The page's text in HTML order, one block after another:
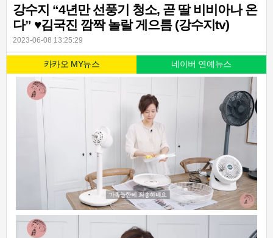
강수지 “4년만 선풍기 청소, 곧 딸 비비아나 온
다” ♥김국진 깜짝 놀랄 게으름 (강수지tv)
2023-06-08 13:25:29
카카오 MY뉴스 네이버 연예뉴스